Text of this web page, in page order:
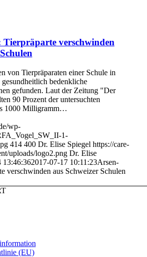
verschwinden
von Tierpräparaten einer Schule in
bedenkliche
gefunden. Laut der Zeitung "Der
90 Prozent der untersuchten
1000 Milligramm…
wp-
1-
414 400 Dr. Elise Spiegel https://care-
uploads/logo2.png Dr. Elise
13:46:362017-07-17 10:11:23Arsen-
verschwinden aus Schweizer Schulen
(EU)